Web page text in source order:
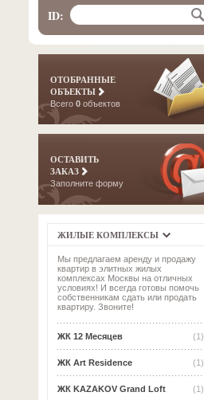
ID:
ОТОБРАННЫЕ
ОБЪЕКТЫ
Всего 0 объектов
ОСТАВИТЬ
ЗАКАЗ
Заполните форму
ЖИЛЫЕ КОМПЛЕКСЫ
Мы предлагаем аренду и продажу
квартир в элитных жилых
комплексах Москвы на отличных
условиях! И всегда готовы помочь
собственникам сдать или продать
квартиру. Звоните!
(1)
ЖК 12 Месяцев
(1)
ЖК Art Residence
(1)
ЖК KAZAKOV Grand Loft